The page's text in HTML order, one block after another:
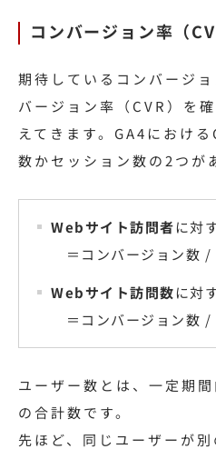
コンバージョン率（
期待しているコンバージ
バージョン率（CVR）を
えてきます。GA4におけ
数かセッション数の2つが
Webサイト訪問者に対
＝コンバージョン数 /
Webサイト訪問数に対
＝コンバージョン数 /
ユーザー数とは、一定期
の合計数です。
先ほど、同じユーザーが